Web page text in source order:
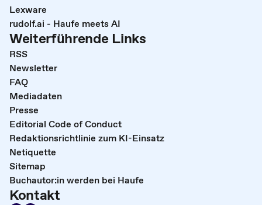
Lexware
rudolf.ai - Haufe meets AI
Weiterführende Links
RSS
Newsletter
FAQ
Mediadaten
Presse
Editorial Code of Conduct
Redaktionsrichtlinie zum KI-Einsatz
Netiquette
Sitemap
Buchautor:in werden bei Haufe
Kontakt